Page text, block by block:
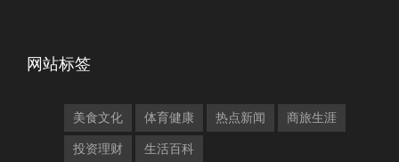
网站标签
美食文化 体育健康 热点新闻 商旅生涯
投资理财 生活百科